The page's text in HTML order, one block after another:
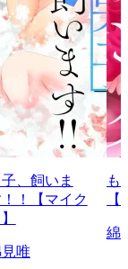
、飼いま
！【マイク
唯
も
綿